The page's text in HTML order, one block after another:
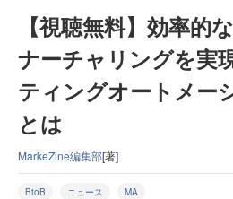
【視聴無料】効率的
ナーチャリングを実
ティングオートメー
とは
MarkeZine編集部[著]
BtoB ニュース MA